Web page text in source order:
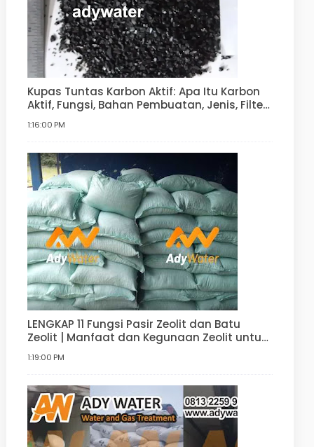
Kupas Tuntas Karbon Aktif: Apa Itu Karbon
Aktif, Fungsi, Bahan Pembuatan, Jenis, Filter
1:16:00 PM
LENGKAP 11 Fungsi Pasir Zeolit dan Batu
Zeolit | Manfaat dan Kegunaan Zeolit untuk
1:19:00 PM